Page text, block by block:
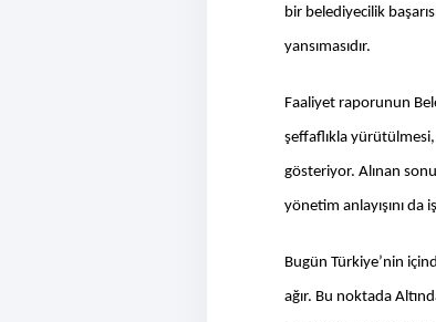
bir belediyecilik
yansımasıdır.
Faaliyet raporunun
şeffaflıkla
gösteriyor. Alınan
yönetim anlayışını da
Bugün Türkiye’nin
ağır. Bu noktada